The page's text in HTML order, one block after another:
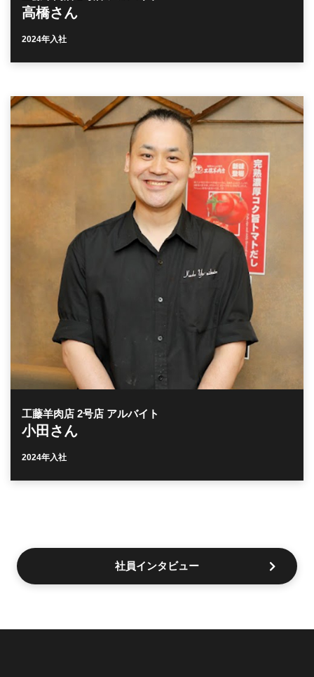
高橋さん
2024年入社
工藤羊肉店 2号店 アルバイト
小田さん
2024年入社
社員インタビュー